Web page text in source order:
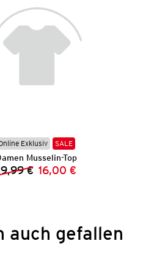
Exklusiv SALE
Musselin-Top
Vorheriger Preis:
€ Neuer Preis:
16,00 €
auch gefallen